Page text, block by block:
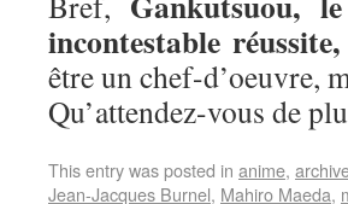
incontestable
être un chef-d’oeuvre,
Qu’attendez-vous de
This entry was posted in anime,
Jean-Jacques Burnel, Mahiro Maeda,